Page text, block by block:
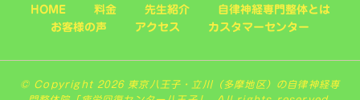
HOME 料金 先生紹介
自律神経専門整体とは
お客様の声
アクセス カスタマーセンター
© Copyright 2026 東京八王子・立川（多摩地区）の自律神経専